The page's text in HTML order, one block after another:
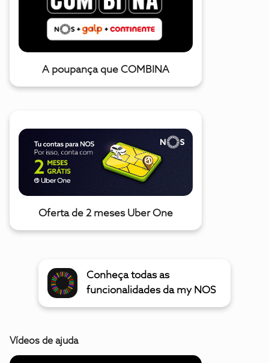
A poupança que COMBINA
Oferta de 2 meses Uber One
Conheça todas as
funcionalidades da my NOS
Vídeos de ajuda